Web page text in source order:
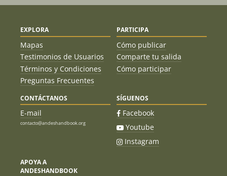
EXPLORA
Mapas
Testimonios de Usuarios
Términos y Condiciones
Preguntas Frecuentes
PARTICIPA
Cómo publicar
Comparte tu salida
Cómo participar
CONTÁCTANOS
E-mail
contacto@andeshandbook.org
SÍGUENOS
Facebook
Youtube
Instagram
APOYA A
ANDESHANDBOOK